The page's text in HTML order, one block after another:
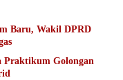
Baru, Wakil DPRD